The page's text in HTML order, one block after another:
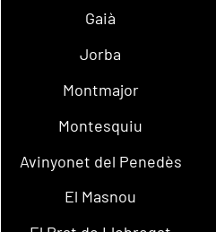
Gaià
Jorba
Montmajor
Montesquiu
Avinyonet del Penedès
El Masnou